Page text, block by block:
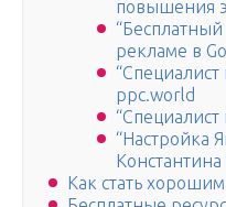
повышения
рекламе в
ppc.world
“Специалист
“Настройка
Как стать